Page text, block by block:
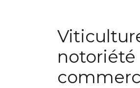
notoriété